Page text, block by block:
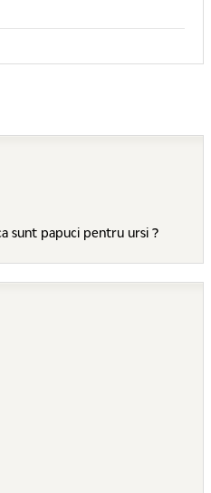
sunt papuci pentru ursi ?